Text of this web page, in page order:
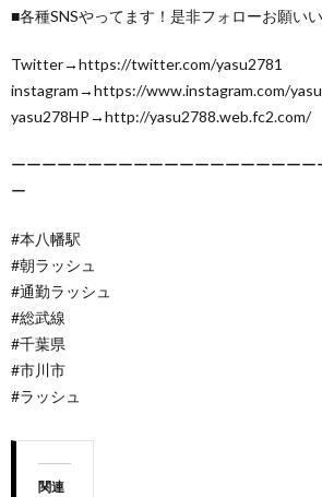
■各種SNSやってます！是非フォローお願いい
Twitter→https://twitter.com/yasu2781
instagram→https://www.instagram.com/
yasu278HP→http://yasu2788.web.fc2.com/
ーーーーーーーーーーーーーーーーーーー
ー
#本八幡駅
#朝ラッシュ
#通勤ラッシュ
#総武線
#千葉県
#市川市
#ラッシュ
関連